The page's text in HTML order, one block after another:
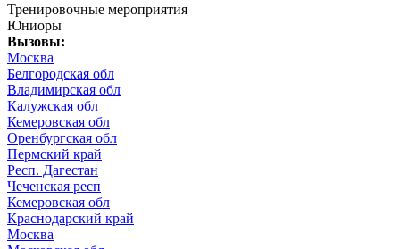
Тренировочные мероприятия
Юниоры
Вызовы:
Москва
Белгородская обл
Владимирская обл
Калужская обл
Кемеровская обл
Оренбургская обл
Пермский край
Респ. Дагестан
Чеченская респ
Кемеровская обл
Краснодарский край
Москва